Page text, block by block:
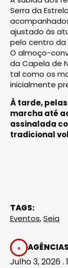
Serra da
ajustado às
pelo centro da
O almoço-
da Capela de
tal como os
inicialmente
À tarde,
marcha até
assinalada
tradicional
TAGS:
Eventos,Seia
AGÊNCIAS
Julho 3, 2026 .